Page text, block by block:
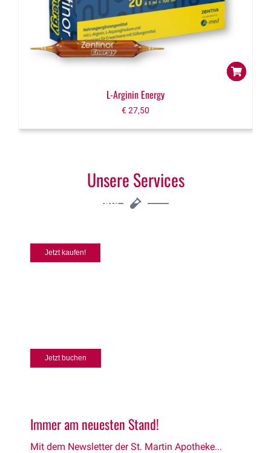
L-Arginin Energy
€27,50
Unsere Services
Aktion des Monats
Jetzt kaufen!
Jetzt buchen
Immer am neuesten Stand!
Mit dem Newsletter der St. Martin Apotheke...